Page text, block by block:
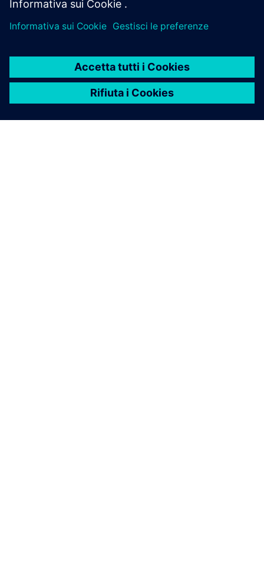
del tessuto AI?
Quali team traggono
vantaggio da un tessuto di
intelligenza artificiale?